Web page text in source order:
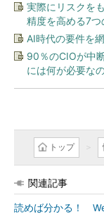
実際にリスクを
精度を高める7つ
AI時代の要件を
90％のCIOが中
には何が必要な
トップ
関連記事
読めば分かる！